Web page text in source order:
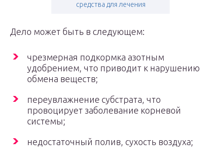
средства для лечения
Дело может быть в следующем:
чрезмерная подкормка азотным
удобрением, что приводит к нарушению
обмена веществ;
переувлажнение субстрата, что
провоцирует заболевание корневой
системы;
недостаточный полив, сухость воздуха;